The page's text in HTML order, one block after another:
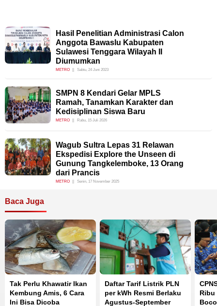
Hasil Penelitian Administrasi Calon
Anggota Bawaslu Kabupaten
Sulawesi Tenggara Wilayah II
Diumumkan
METRO Sabtu, 24 Juni 2023
SMPN 8 Kendari Gelar MPLS
Ramah, Tanamkan Karakter dan
Kedisiplinan Siswa Baru
METRO Rabu, 15 Juli 2026
Wagub Sultra Lepas 31 Relawan
Ekspedisi Explore the Unseen di
Gunung Tangkelemboke, 13 Orang
dari Prancis
METRO Senin, 17 November 2025
Baca Juga
Tak Perlu Khawatir Ikan
Kembung Amis, 6 Cara
Ini Bisa Dicoba
Daftar Tarif Listrik PLN
per kWh Resmi Berlaku
Agustus-September
Ribu